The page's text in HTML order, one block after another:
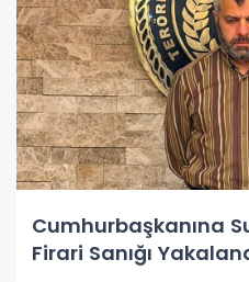
Cumhurbaşkanına
Firari Sanığı